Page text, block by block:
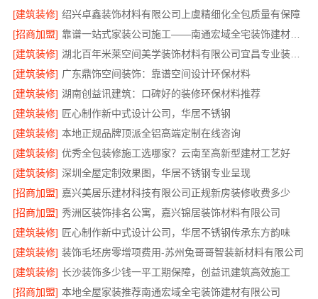
[建筑装修] 绍兴卓鑫装饰材料有限公司上虞精细化全包质量有保障
[招商加盟]
靠谱一站式家装公司施工——南通宏域全宅装饰建材有限公司
[建筑装修]
湖北百年米莱空间美学装饰材料有限公司宜昌专业装修公司口碑
[建筑装修] 广东鼎饰空间装饰：靠谱空间设计环保材料
[建筑装修] 湖南创益讯建筑：口碑好的装修环保材料推荐
[建筑装修] 匠心制作新中式设计公司，华居不锈钢
[建筑装修] 本地正规品牌顶派全铝高端定制在线咨询
[建筑装修] 优秀全包装修施工选哪家？云南至高新型建材工艺好
[建筑装修] 深圳全屋定制效果图，华居不锈钢专业呈现
[招商加盟] 嘉兴美居乐建材科技有限公司正规新房装修收费多少
[招商加盟] 秀洲区装饰排名公寓，嘉兴锦居装饰材料有限公司
[建筑装修] 匠心制作新中式设计公司，华居不锈钢传承东方韵味
[建筑装修] 装饰毛坯房零增项费用-苏州兔哥哥智装新材料有限公司
[建筑装修] 长沙装饰多少钱一平工期保障，创益讯建筑高效施工
[招商加盟] 本地全屋家装推荐南通宏域全宅装饰建材有限公司